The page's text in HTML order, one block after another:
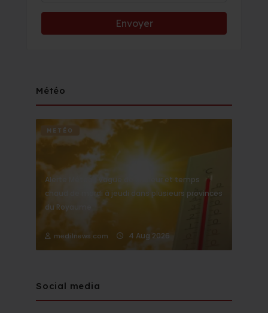
Météo
METÉO
Alerte Météo : Vague de chaleur et temps
chaud de mardi à jeudi dans plusieurs provinces
du Royaume
medi1news.com 4 Aug 2026
Social media